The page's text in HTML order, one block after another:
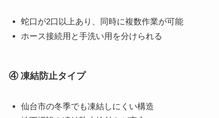
蛇口が2口以上あり、同時に複数作業が可能
ホース接続用と手洗い用を分けられる
④ 凍結防止タイプ
仙台市の冬季でも凍結しにくい構造